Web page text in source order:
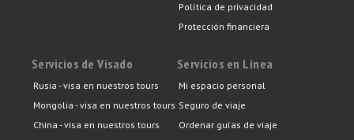
Política de privacidad
Protección financiera
Servicios de Visado
Rusia - visa en nuestros tours
Mongolia - visa en nuestros tours
China - visa en nuestros tours
Servicios en Línea
Mi espacio personal
Seguro de viaje
Ordenar guías de viaje